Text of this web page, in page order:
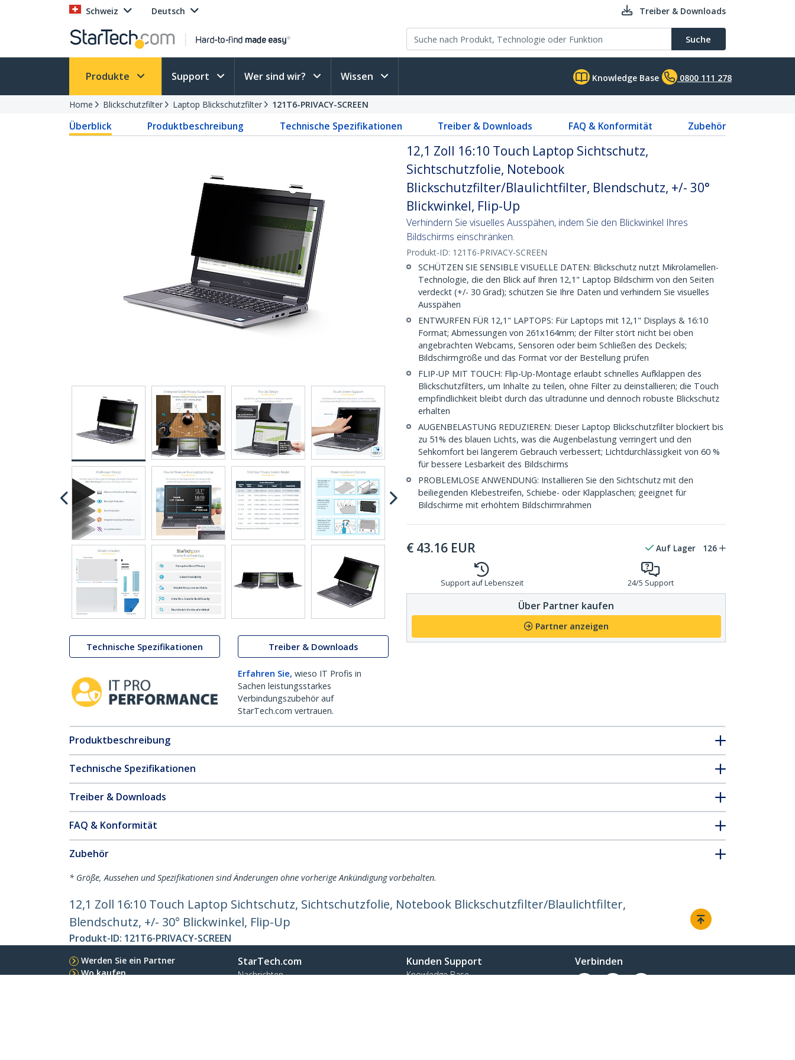
Schweiz Deutsch Treiber & Downloads
Suche
Produkte Support Wer sind wir? Wissen Knowledge Base 0800 111 278
Home Blickschutzfilter Laptop Blickschutzfilter 121T6-PRIVACY-SCREEN
Überblick Produktbeschreibung Technische Spezifikationen Treiber & Downloads FAQ & Konformität Zubehör
Technische Spezifikationen Treiber & Downloads
Erfahren Sie, wieso IT Profis in
Sachen leistungsstarkes
Verbindungszubehör auf
StarTech.com vertrauen.
12,1 Zoll 16:10 Touch Laptop Sichtschutz,
Sichtschutzfolie, Notebook
Blickschutzfilter/Blaulichtfilter, Blendschutz, +/- 30°
Blickwinkel, Flip-Up
Verhindern Sie visuelles Ausspähen, indem Sie den Blickwinkel Ihres
Bildschirms einschränken.
Produkt-ID: 121T6-PRIVACY-SCREEN
SCHÜTZEN SIE SENSIBLE VISUELLE DATEN: Blickschutz nutzt Mikrolamellen-
Technologie, die den Blick auf Ihren 12,1" Laptop Bildschirm von den Seiten
verdeckt (+/- 30 Grad); schützen Sie Ihre Daten und verhindern Sie visuelles
Ausspähen
ENTWURFEN FÜR 12,1" LAPTOPS: Für Laptops mit 12,1" Displays & 16:10
Format; Abmessungen von 261x164mm; der Filter stört nicht bei oben
angebrachten Webcams, Sensoren oder beim Schließen des Deckels;
Bildschirmgröße und das Format vor der Bestellung prüfen
FLIP-UP MIT TOUCH: Flip-Up-Montage erlaubt schnelles Aufklappen des
Blickschutzfilters, um Inhalte zu teilen, ohne Filter zu deinstallieren; die Touch
empfindlichkeit bleibt durch das ultradünne und dennoch robuste Blickschutz
erhalten
AUGENBELASTUNG REDUZIEREN: Dieser Laptop Blickschutzfilter blockiert bis
zu 51% des blauen Lichts, was die Augenbelastung verringert und den
Sehkomfort bei längerem Gebrauch verbessert; Lichtdurchlässigkeit von 60 %
für bessere Lesbarkeit des Bildschirms
PROBLEMLOSE ANWENDUNG: Installieren Sie den Sichtschutz mit den
beiliegenden Klebestreifen, Schiebe- oder Klapplaschen; geeignet für
Bildschirme mit erhöhtem Bildschirmrahmen
€ 43.16 EUR Auf Lager 126
Support auf Lebenszeit 24/5 Support
Über Partner kaufen
Partner anzeigen
Produktbeschreibung
Technische Spezifikationen
Treiber & Downloads
FAQ & Konformität
Zubehör
* Größe, Aussehen und Spezifikationen sind Änderungen ohne vorherige Ankündigung vorbehalten.
12,1 Zoll 16:10 Touch Laptop Sichtschutz, Sichtschutzfolie, Notebook Blickschutzfilter/Blaulichtfilter,
Blendschutz, +/- 30° Blickwinkel, Flip-Up
Produkt-ID: 121T6-PRIVACY-SCREEN
Werden Sie ein Partner
Wo kaufen
StarTech.com
Nachrichten
Kunden Support
Knowledge Base
Verbinden